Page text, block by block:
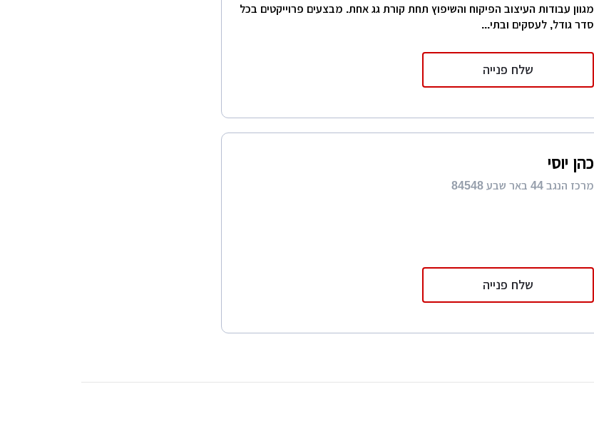
מגוון עבודות העיצוב הפיקוח והשיפוץ תחת קורת גג אחת. מבצעים פרוייקטים בכל
סדר גודל, לעסקים ובתי...
שלח פנייה
כהן יוסי
מרכז הנגב 44 באר שבע 84548
שלח פנייה